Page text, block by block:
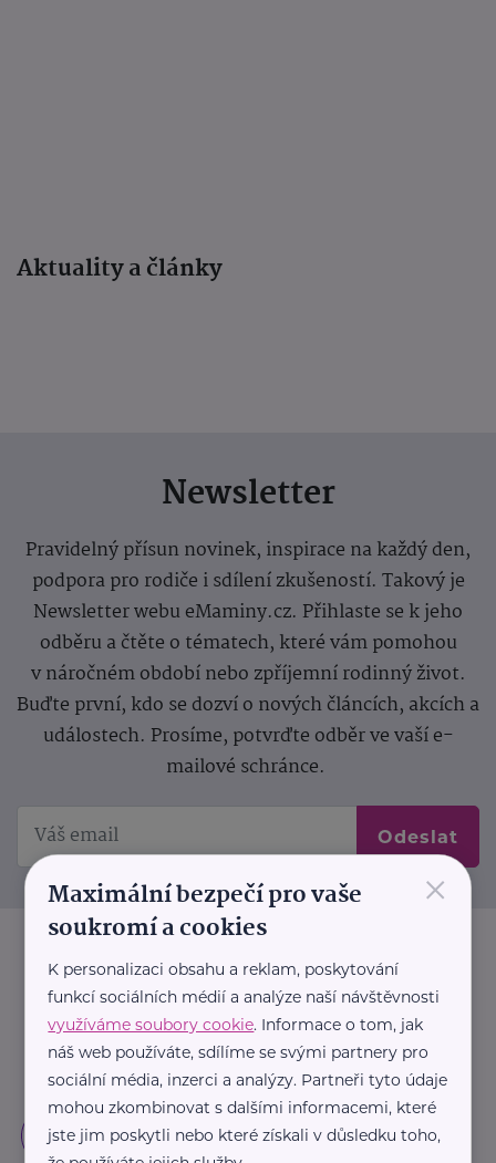
Aktuality a články
Newsletter
Pravidelný přísun novinek, inspirace na každý den,
podpora pro rodiče i sdílení zkušeností. Takový je
Newsletter webu eMaminy.cz. Přihlaste se k jeho
odběru a čtěte o tématech, které vám pomohou
v náročném období nebo zpříjemní rodinný život.
Buďte první, kdo se dozví o nových článcích, akcích a
událostech. Prosíme, potvrďte odběr ve vaší e-
mailové schránce.
Odeslat
×
Maximální bezpečí pro vaše
soukromí a cookies
K personalizaci obsahu a reklam, poskytování
funkcí sociálních médií a analýze naší návštěvnosti
využíváme soubory cookie. Informace o tom, jak
náš web používáte, sdílíme se svými partnery pro
sociální média, inzerci a analýzy. Partneři tyto údaje
mohou zkombinovat s dalšími informacemi, které
jste jim poskytli nebo které získali v důsledku toho,